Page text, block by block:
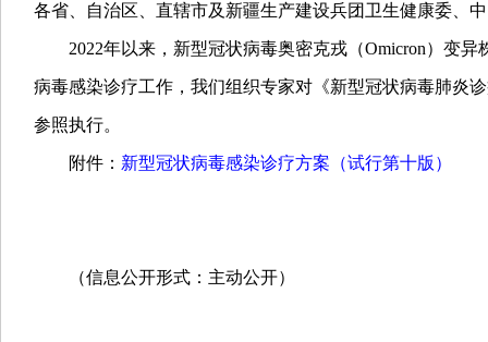
各省、自治区、直辖市及新疆生产建设兵团卫生健康委、
2022年以来，新型冠状病毒奥密克戎（Omicron）变异
病毒感染诊疗工作，我们组织专家对《新型冠状病毒肺炎
参照执行。
附件： 新型冠状病毒感染诊疗方案（试行第十版）
（信息公开形式：主动公开）